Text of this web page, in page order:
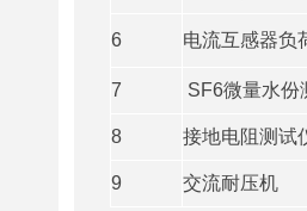
6 电流互感器负
7 SF6微量水份
8 接地电阻测试
9 交流耐压机